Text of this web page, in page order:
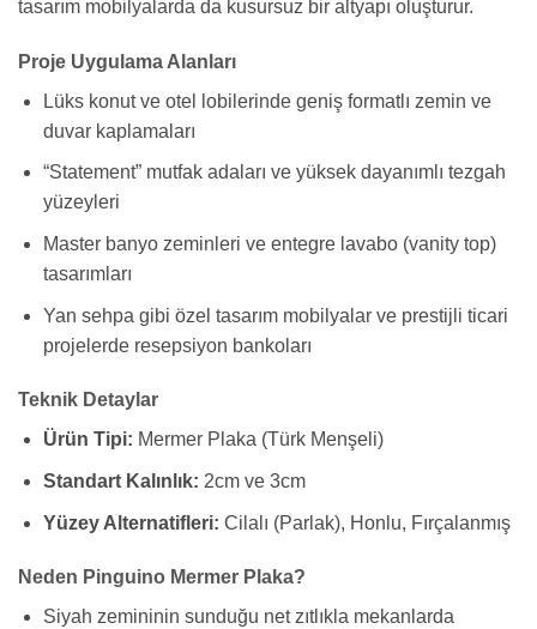
tasarım mobilyalarda da kusursuz bir altyapı oluşturur.
Proje Uygulama Alanları
Lüks konut ve otel lobilerinde geniş formatlı zemin ve
duvar kaplamaları
“Statement” mutfak adaları ve yüksek dayanımlı tezgah
yüzeyleri
Master banyo zeminleri ve entegre lavabo (vanity top)
tasarımları
Yan sehpa gibi özel tasarım mobilyalar ve prestijli ticari
projelerde resepsiyon bankoları
Teknik Detaylar
Ürün Tipi: Mermer Plaka (Türk Menşeli)
Standart Kalınlık: 2cm ve 3cm
Yüzey Alternatifleri: Cilalı (Parlak), Honlu, Fırçalanmış
Neden Pinguino Mermer Plaka?
Siyah zemininin sunduğu net zıtlıkla mekanlarda